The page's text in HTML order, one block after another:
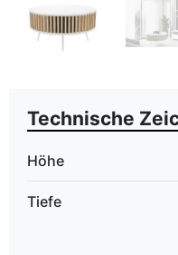
Technische
Höhe
Tiefe